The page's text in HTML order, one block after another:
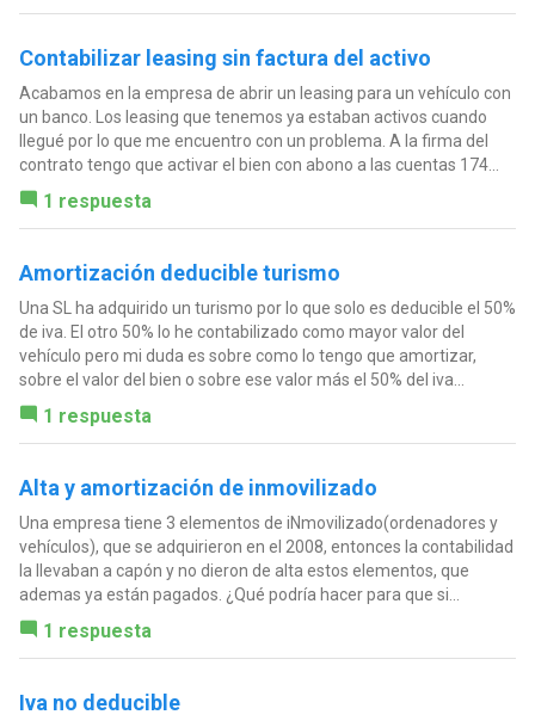
Contabilizar leasing sin factura del activo
Acabamos en la empresa de abrir un leasing para un vehículo con
un banco. Los leasing que tenemos ya estaban activos cuando
llegué por lo que me encuentro con un problema. A la firma del
contrato tengo que activar el bien con abono a las cuentas 174...
1 respuesta
Amortización deducible turismo
Una SL ha adquirido un turismo por lo que solo es deducible el 50%
de iva. El otro 50% lo he contabilizado como mayor valor del
vehículo pero mi duda es sobre como lo tengo que amortizar,
sobre el valor del bien o sobre ese valor más el 50% del iva...
1 respuesta
Alta y amortización de inmovilizado
Una empresa tiene 3 elementos de iNmovilizado(ordenadores y
vehículos), que se adquirieron en el 2008, entonces la contabilidad
la llevaban a capón y no dieron de alta estos elementos, que
ademas ya están pagados. ¿Qué podría hacer para que si...
1 respuesta
Iva no deducible